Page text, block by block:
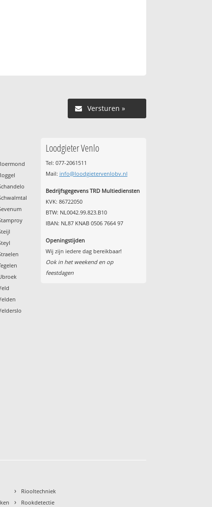
Versturen »
Loodgieter Venlo
Tel: 077-2061511
Mail: info@loodgietervenlobv.nl
Bedrijfsgegevens TRD Multiediensten
KVK: 86722050
BTW: NL0042.99.823.B10
IBAN: NL87 KNAB 0506 7664 97
Openingstijden
Wij zijn iedere dag bereikbaar!
Ook in het weekend en op
feestdagen
› Riooltechniek
› Rookdetectie